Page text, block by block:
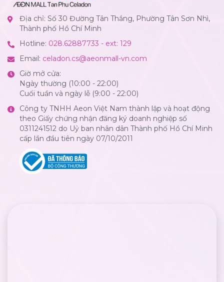
Địa chỉ: Số 30 Đường Tân Thắng, Phường Tân Sơn Nhì,
Thành phố Hồ Chí Minh
Hotline: 028.62887733 - ext: 129
Email: celadon.cs@aeonmall-vn.com
Giờ mở cửa:
Ngày thường (10:00 - 22:00)
Cuối tuần và ngày lễ (9:00 - 22:00)
Công ty TNHH Aeon Việt Nam thành lập và hoạt động
theo Giấy chứng nhận đăng ký doanh nghiệp số
0311241512 do Uỷ ban nhân dân Thành phố Hồ Chí Minh
cấp lần đầu tiên ngày 07/10/2011